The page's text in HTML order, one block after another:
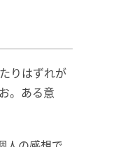
りはずれが
。ある意